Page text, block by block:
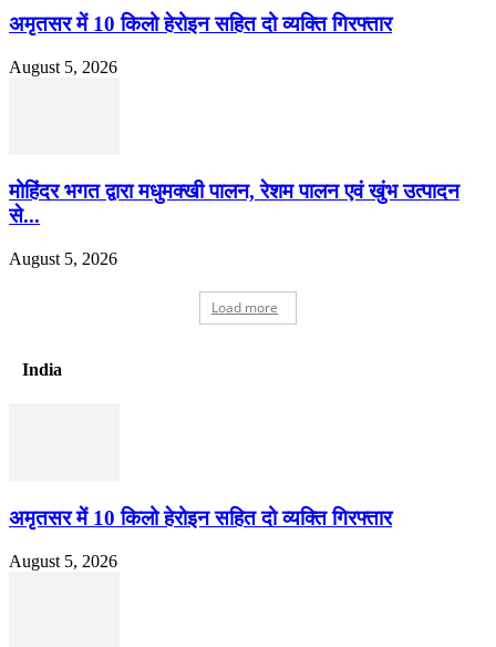
अमृतसर में 10 किलो हेरोइन सहित दो व्यक्ति गिरफ्तार
August 5, 2026
मोहिंदर भगत द्वारा मधुमक्खी पालन, रेशम पालन एवं खुंभ उत्पादन
से...
August 5, 2026
Load more
India
अमृतसर में 10 किलो हेरोइन सहित दो व्यक्ति गिरफ्तार
August 5, 2026